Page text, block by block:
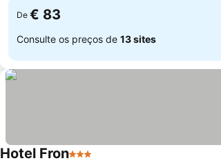
De € 83
Consulte os preços de 13 sites
Hotel Fron